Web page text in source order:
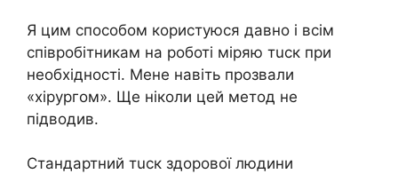
Я цим способом користуюся давно і всім
співробітникам на роботі міряю тuск при
необхідності. Мене навіть прозвали
«хірургом». Ще ніколи цей метод не
підводив.
Стандартний тuск здорової людини